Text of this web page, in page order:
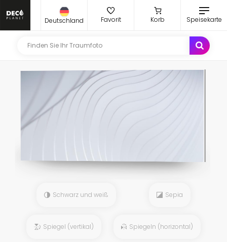
Deutschland Favorit Korb Speisekarte
Schwarz und weiß Sepia
Spiegel (vertikal) Spiegeln (horizontal)